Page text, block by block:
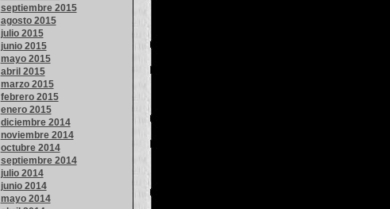
septiembre 2015
agosto 2015
julio 2015
junio 2015
mayo 2015
abril 2015
marzo 2015
febrero 2015
enero 2015
diciembre 2014
noviembre 2014
octubre 2014
septiembre 2014
julio 2014
junio 2014
mayo 2014